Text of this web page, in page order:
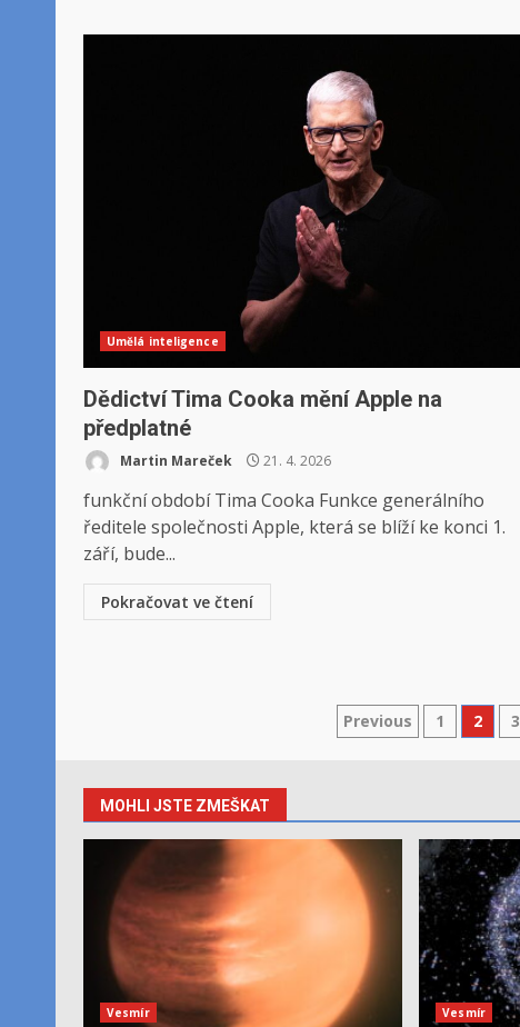
Umělá inteligence
Dědictví Tima Cooka mění Apple na
předplatné
Martin Mareček 21. 4. 2026
funkční období Tima Cooka Funkce generálního
ředitele společnosti Apple, která se blíží ke konci 1.
září, bude...
Pokračovat ve čtení
Stránkování
Previous 1 2 3
MOHLI JSTE ZMEŠKAT
Vesmír Vesmír